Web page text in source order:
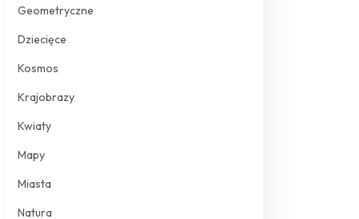
Geometryczne
Dziecięce
Kosmos
Krajobrazy
Kwiaty
Mapy
Miasta
Natura